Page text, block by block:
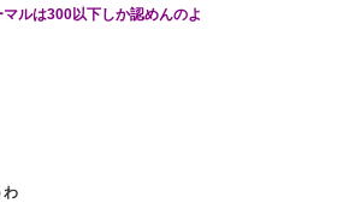
ルは300以下しか認めんのよ
わ